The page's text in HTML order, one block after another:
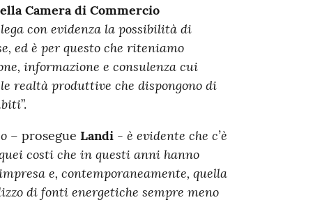
Camera di Commercio
con evidenza la possibilità di
ed è per questo che riteniamo
informazione e consulenza cui
realtà produttive che dispongono di
”.
– prosegue Landi- è evidente che c’è
costi che in questi anni hanno
e, contemporaneamente, quella
di fonti energetiche sempre meno